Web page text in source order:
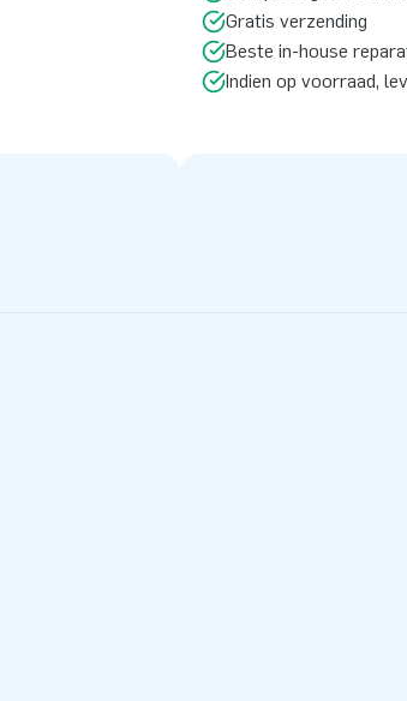
Gratis verzending
Beste in-house
Indien op voorraad,